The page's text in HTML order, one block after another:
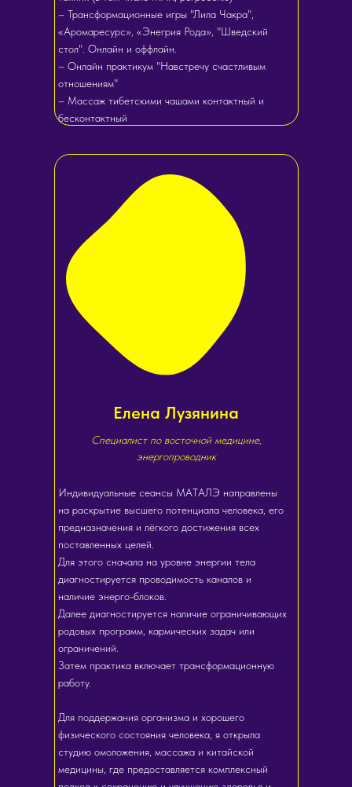
– Трансформационные игры "Лила Чакра",
«Аромаресурс», «Энегрия Рода», "Шведский
стол". Онлайн и оффлайн.
– Онлайн практикум "Навстречу счастливым
отношениям"
– Массаж тибетскими чашами контактный и
бесконтактный
Индивидуальные сеансы МАТАЛЭ направлены
на раскрытие высшего потенциала человека, его
предназначения и лёгкого достижения всех
поставленных целей.
Для этого сначала на уровне энергии тела
диагностируется проводимость каналов и
наличие энерго-блоков.
Далее диагностируется наличие ограничивающих
родовых программ, кармических задач или
ограничений.
Затем практика включает трансформационную
работу.
Для поддержания организма и хорошего
физического состояния человека, я открыла
студию омоложения, массажа и китайской
медицины, где предоставляется комплексный
Специалист по восточной медицине,
энергопроводник
Елена Лузянина